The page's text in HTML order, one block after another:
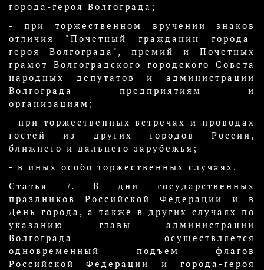
города-героя Волгограда;
- при торжественном вручении знаков
отличия "Почетный гражданин города-
героя Волгограда", премий и Почетных
грамот Волгоградского городского Совета
народных депутатов и администрации
Волгограда предприятиям и
организациям;
- при торжественных встречах и проводах
гостей из других городов России,
ближнего и дальнего зарубежья;
- в иных особо торжественных случаях.
Статья 7. В дни государственных
праздников Российской Федерации и в
День города, а также в других случаях по
указанию главы администрации
Волгограда осуществляется
одновременный подъем флагов
Российской Федерации и города-героя